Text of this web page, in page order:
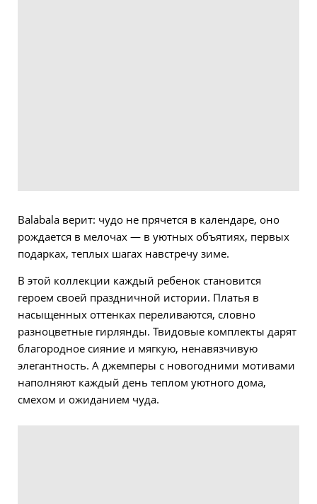
Balabala верит: чудо не прячется в календаре, оно
рождается в мелочах — в уютных объятиях, первых
подарках, теплых шагах навстречу зиме.
В этой коллекции каждый ребенок становится
героем своей праздничной истории. Платья в
насыщенных оттенках переливаются, словно
разноцветные гирлянды. Твидовые комплекты дарят
благородное сияние и мягкую, ненавязчивую
элегантность. А джемперы с новогодними мотивами
наполняют каждый день теплом уютного дома,
смехом и ожиданием чуда.